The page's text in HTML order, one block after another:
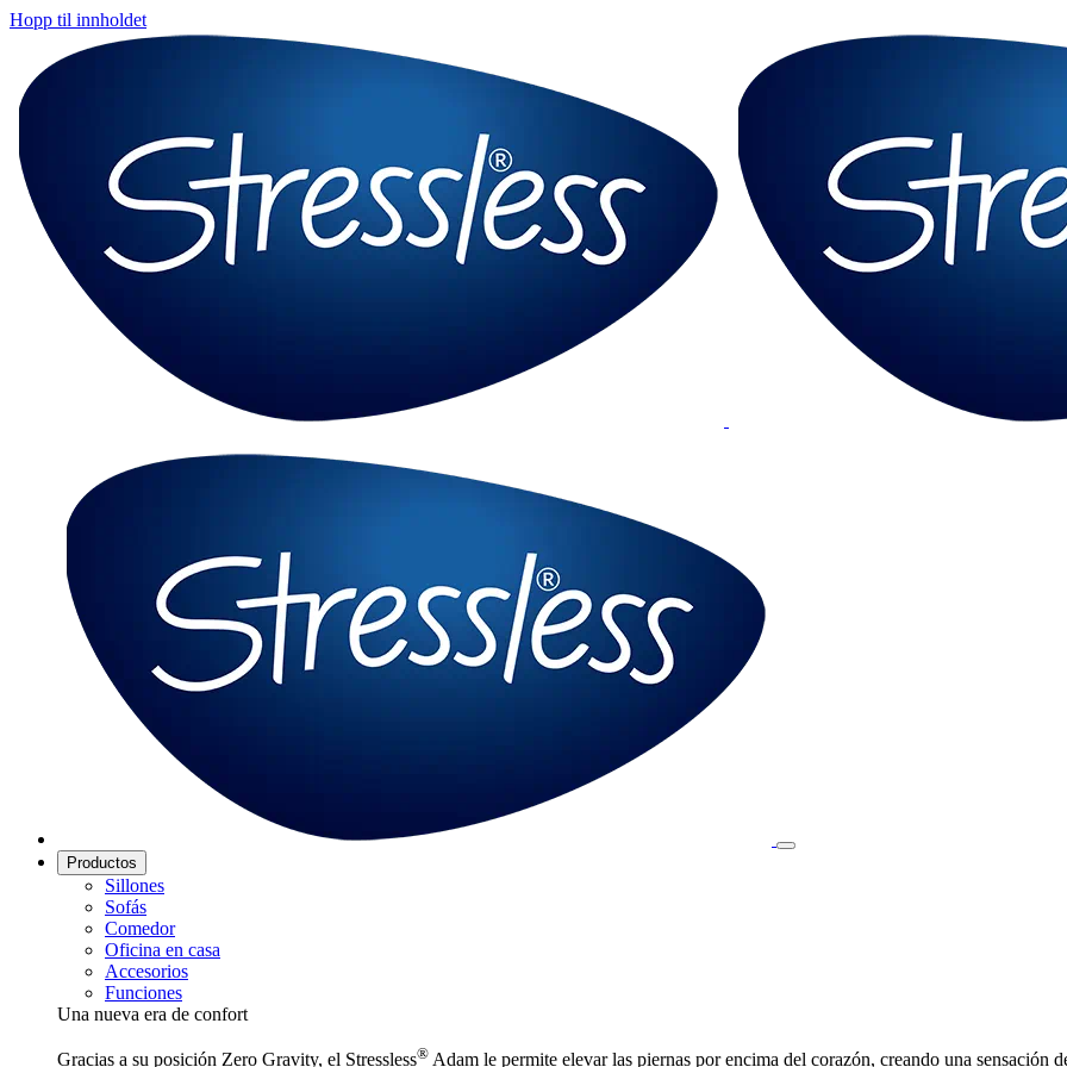
Hopp til innholdet
Productos
Sillones
Sofás
Comedor
Oficina en casa
Accesorios
Funciones
Una nueva era de confort
Gracias a su posición Zero Gravity, el Stressless® Adam le permite elevar las piernas por encima del corazón, creando una sensación